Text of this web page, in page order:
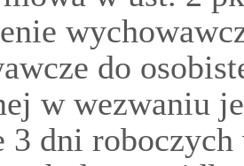
do
w wezwaniu
3 dni roboczych